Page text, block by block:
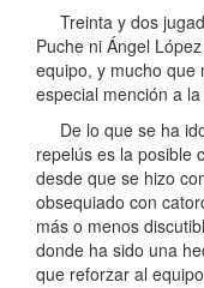
Treinta y dos
Puche ni Ángel
equipo, y mucho que
especial mención a
De lo que se ha
repelús es la posible
desde que se hizo
obsequiado con
más o menos
donde ha sido una
que reforzar al